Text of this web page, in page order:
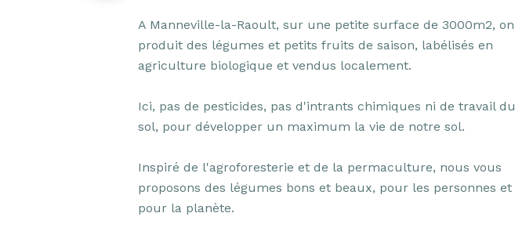
A Manneville-la-Raoult, sur une petite surface de 3000m2, on
produit des légumes et petits fruits de saison, labélisés en
agriculture biologique et vendus localement.
Ici, pas de pesticides, pas d'intrants chimiques ni de travail du
sol, pour développer un maximum la vie de notre sol.
Inspiré de l'agroforesterie et de la permaculture, nous vous
proposons des légumes bons et beaux, pour les personnes et
pour la planète.